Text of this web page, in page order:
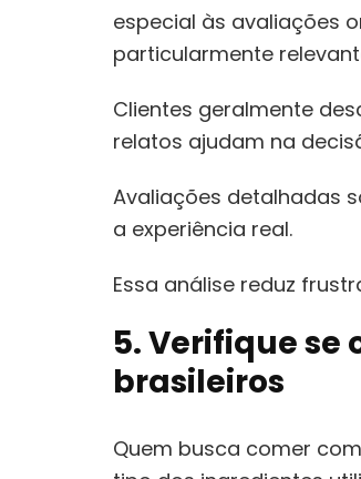
especial às avaliações
particularmente
Clientes geralmente
relatos ajudam na
Avaliações detalhadas
a experiência real.
Essa análise reduz
5. Verifique se
brasileiros
Quem busca comer